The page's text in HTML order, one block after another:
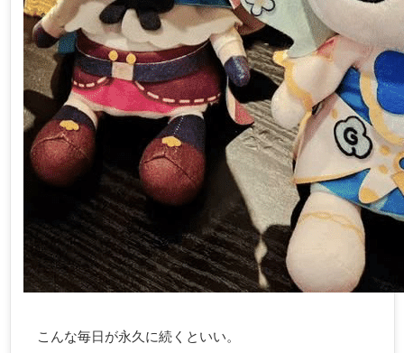
こんな毎日が永久に続くといい。